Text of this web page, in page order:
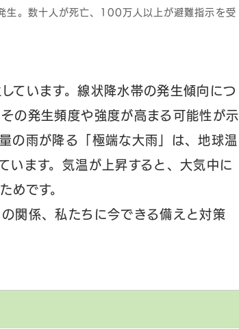
生。数十人が死亡、100万人以上が避難指示を受
ています。線状降水帯の発生傾向につ
の発生頻度や強度が高まる可能性が示
の雨が降る「極端な大雨」は、地球温
います。気温が上昇すると、大気中に
めです。
関係、私たちに今できる備えと対策